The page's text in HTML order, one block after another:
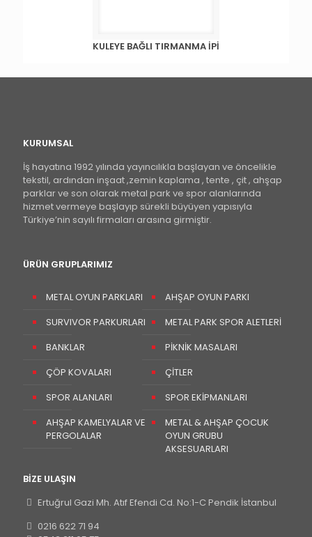
KULEYE BAĞLI TIRMANMA İPİ
KURUMSAL
İş hayatına 1992 yılında yayıncılıkla başlayan ve öncelikle
tekstil, ardından inşaat ,zemin kaplama , tente , çit , ahşap
parklar ve son olarak metal park ve spor alanlarında
hizmet vermeye başlayıp sürekli büyüyen yapısıyla
Türkiye’nin sayılı firmaları arasına girmiştir.
ÜRÜN GRUPLARIMIZ
METAL OYUN PARKLARI
AHŞAP OYUN PARKI
SURVIVOR PARKURLARI
METAL PARK SPOR ALETLERİ
BANKLAR
PİKNİK MASALARI
ÇÖP KOVALARI
ÇİTLER
SPOR ALANLARI
SPOR EKİPMANLARI
AHŞAP KAMELYALAR VE
PERGOLALAR
METAL & AHŞAP ÇOCUK
OYUN GRUBU
AKSESUARLARI
BİZE ULAŞIN
Ertuğrul Gazi Mh. Atıf Efendi Cd. No:1-C Pendik İstanbul
0216 622 71 94